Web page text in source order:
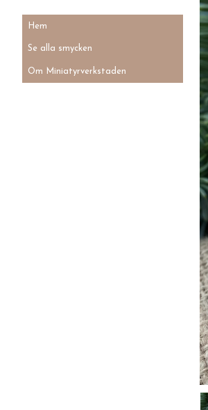
Hem
Se alla smycken
Om Miniatyrverkstaden